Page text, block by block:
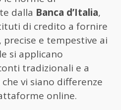
dalla Banca d’Italia,
di credito a fornire
e tempestive ai
si applicano
tradizionali e a
vi siano differenze
online.